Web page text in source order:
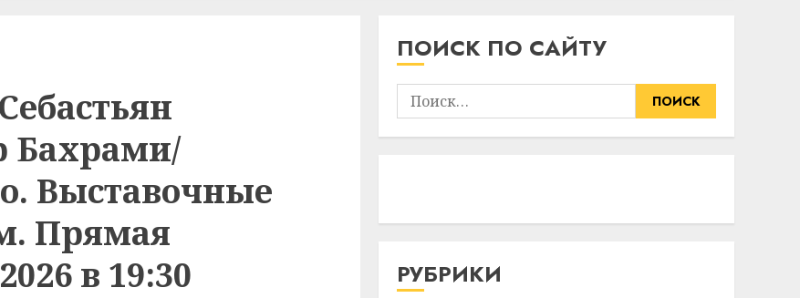
Бахрами/
Выставочные
Прямая
в 19:30
ПОИСК ПО САЙТУ
Найти:
РУБРИКИ